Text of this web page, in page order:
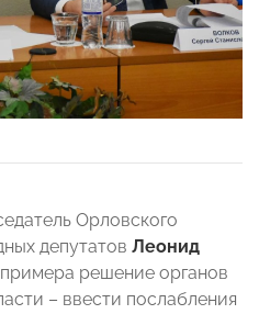
Орловского
депутатов Леонид
примера решение органов
– ввести послабления